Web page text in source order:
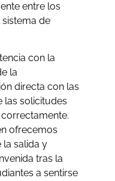
entre los
de
con la
la
directa con las
las solicitudes
ofrecemos
la salida y
tras la
a sentirse